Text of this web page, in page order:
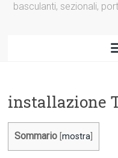
basculanti, sezionali,
installazione
Sommario [mostra